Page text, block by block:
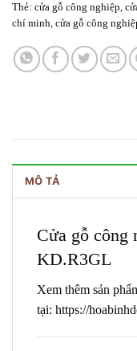
Thẻ: cửa gỗ công nghiệp,
chí minh, cửa gỗ công
MÔ TẢ
Cửa gỗ công
KD.R3GL
Xem thêm sản
tại: https://